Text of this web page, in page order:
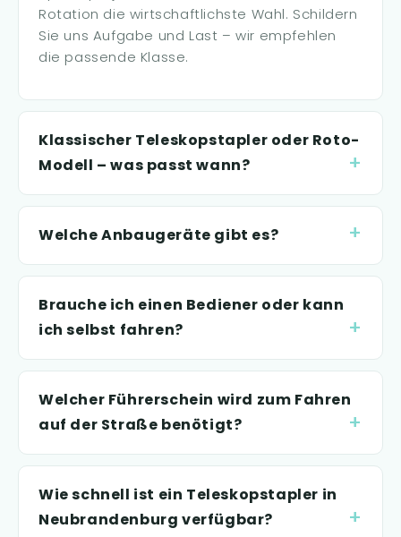
Rotation die wirtschaftlichste Wahl. Schildern
Sie uns Aufgabe und Last – wir empfehlen
die passende Klasse.
Klassischer Teleskopstapler oder Roto-
Modell – was passt wann?
Welche Anbaugeräte gibt es?
Brauche ich einen Bediener oder kann
ich selbst fahren?
Welcher Führerschein wird zum Fahren
auf der Straße benötigt?
Wie schnell ist ein Teleskopstapler in
Neubrandenburg verfügbar?